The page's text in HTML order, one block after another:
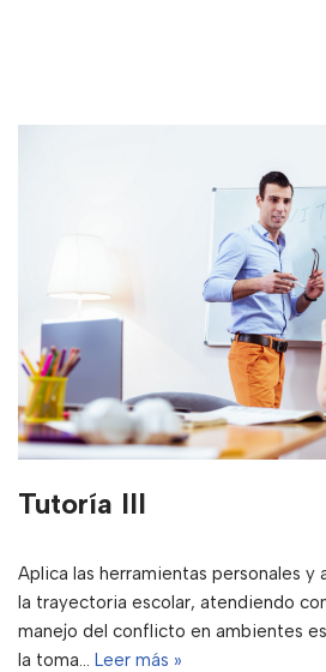
Tutoría III
Aplica las herramientas personales y
la trayectoria escolar, atendiendo
manejo del conflicto en ambientes
la toma… Leer más »